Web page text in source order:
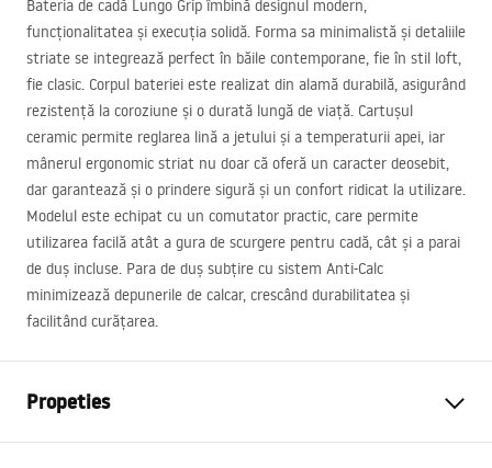
Bateria de cadă Lungo Grip îmbină designul modern,
funcționalitatea și execuția solidă. Forma sa minimalistă și detaliile
striate se integrează perfect în băile contemporane, fie în stil loft,
fie clasic. Corpul bateriei este realizat din alamă durabilă, asigurând
rezistență la coroziune și o durată lungă de viață. Cartușul
ceramic permite reglarea lină a jetului și a temperaturii apei, iar
mânerul ergonomic striat nu doar că oferă un caracter deosebit,
dar garantează și o prindere sigură și un confort ridicat la utilizare.
Modelul este echipat cu un comutator practic, care permite
utilizarea facilă atât a gura de scurgere pentru cadă, cât și a parai
de duș incluse. Para de duș subțire cu sistem Anti-Calc
minimizează depunerile de calcar, crescând durabilitatea și
facilitând curățarea.
Propeties